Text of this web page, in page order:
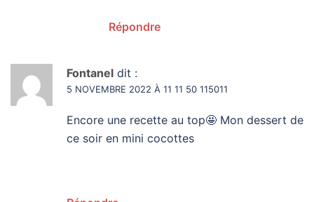
Répondre
Fontanel dit :
5 NOVEMBRE 2022 À 11 11 50 115011
Encore une recette au top🤩 Mon dessert de
ce soir en mini cocottes